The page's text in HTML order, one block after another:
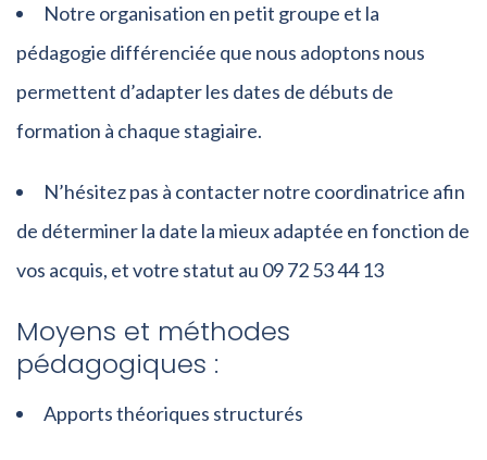
Notre organisation en petit groupe et la
pédagogie différenciée que nous adoptons nous
permettent d’adapter les dates de débuts de
formation à chaque stagiaire.
N’hésitez pas à contacter notre coordinatrice afin
de déterminer la date la mieux adaptée en fonction de
vos acquis, et votre statut au 09 72 53 44 13
Moyens et méthodes
pédagogiques :
Apports théoriques structurés